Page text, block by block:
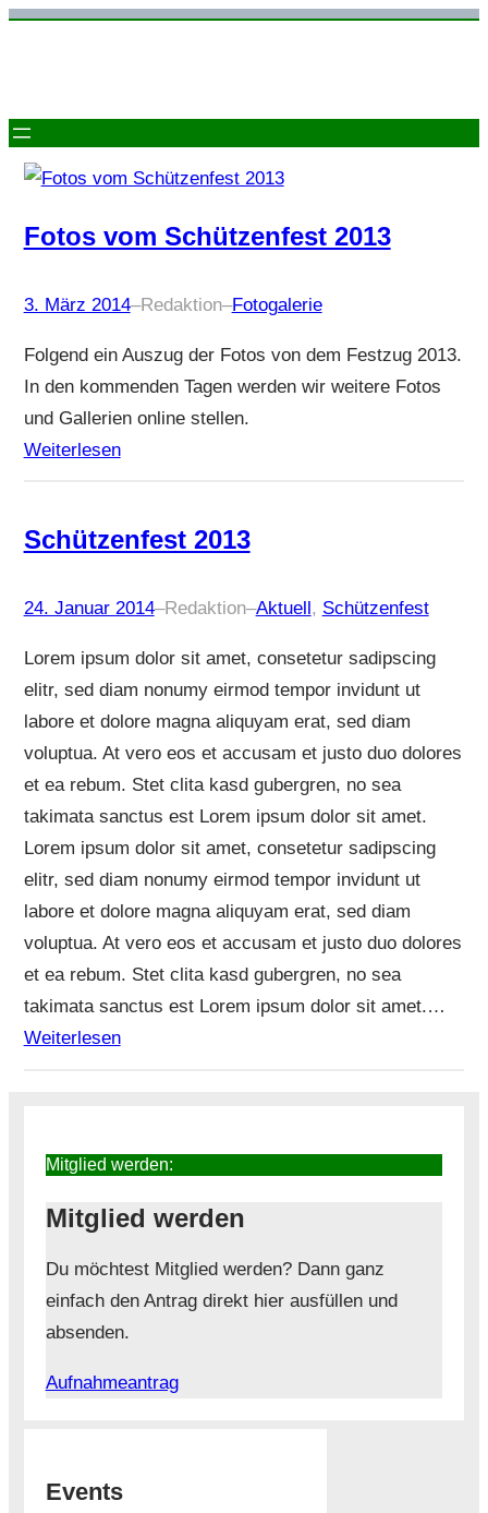
Zum
Fotos vom Schützenfest 2013
3. März 2014–Redaktion–Fotogalerie
Folgend ein Auszug der Fotos von dem Festzug 2013.
In den kommenden Tagen werden wir weitere Fotos
und Gallerien online stellen.
Weiterlesen
Schützenfest 2013
24. Januar 2014–Redaktion–Aktuell, Schützenfest
Lorem ipsum dolor sit amet, consetetur sadipscing
elitr, sed diam nonumy eirmod tempor invidunt ut
labore et dolore magna aliquyam erat, sed diam
voluptua. At vero eos et accusam et justo duo dolores
et ea rebum. Stet clita kasd gubergren, no sea
takimata sanctus est Lorem ipsum dolor sit amet.
Lorem ipsum dolor sit amet, consetetur sadipscing
elitr, sed diam nonumy eirmod tempor invidunt ut
labore et dolore magna aliquyam erat, sed diam
voluptua. At vero eos et accusam et justo duo dolores
et ea rebum. Stet clita kasd gubergren, no sea
takimata sanctus est Lorem ipsum dolor sit amet.…
Weiterlesen
Mitglied werden:
Mitglied werden
Du möchtest Mitglied werden? Dann ganz
einfach den Antrag direkt hier ausfüllen und
absenden.
Aufnahmeantrag
Events